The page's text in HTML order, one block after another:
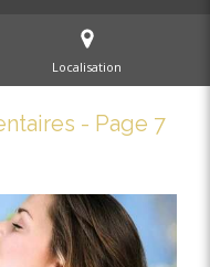
Localisation
- Page 7